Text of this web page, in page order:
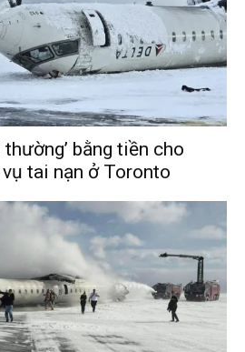
bằng tiền cho
tai nạn ở Toronto